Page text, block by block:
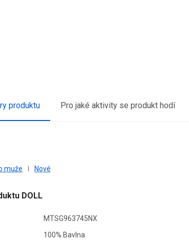
produktu Pro jaké aktivity se produkt hodí
muže Nové
DOLL
MTSG963745NX
100% Bavlna